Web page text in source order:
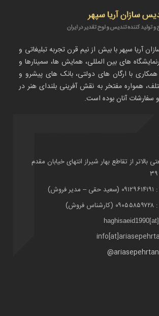
آریا سپهر با بیش از نیم قرن تجربه تبلیغاتی و
های بین المللی، همایش ها، سمینارها و
با ارگان های دولتی، بانک های پیشرو و
همواره مفتخر به نقش آفرینی بلندای هنر در
سفارشات آنان بوده است.
بالاتر از تقاطع بهار شیراز انتهای خیابان مقدم